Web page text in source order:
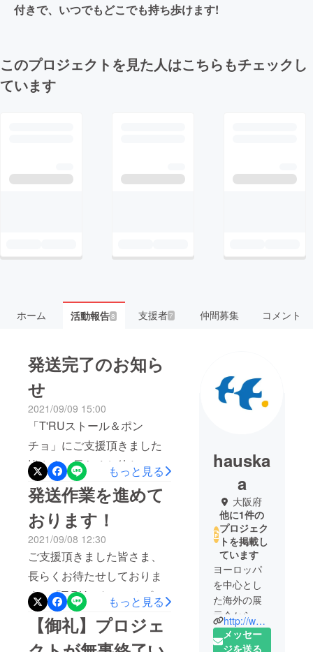
付きで、いつでもどこでも持ち歩けます!
このプロジェクトを見た人はこちらもチェックし
ています
ホーム 活動報告8 支援者7 仲間募集 コメント
発送完了のお知ら
せ
2021/09/09 15:00
「T'RUストール＆ポン
チョ」にご支援頂きました
皆さま、長らくお待たせ致
しました!本日全ての発送が
完了致しました。お手元に
届くまで地域によって1~3日
かかるかと思いますが、１
週間以上経過しても届かな
い場合はご連絡下さい。梱
包の際に確認はしておりま
すが万が一、内容等誤りが
ありましたらお知らせくだ
もっと見る
発送作業を進めて
おります！
2021/09/08 12:30
ご支援頂きました皆さま、
長らくお待たせしておりま
す、「T'RUストール＆ポン
チョ」が日本に無事届きま
した！本日より発送作業に
もっと見る
【御礼】プロジェ
hauska
a
大阪府
他に1件の
プロジェク
トを掲載し
ています
ヨーロッパ
を中心とし
た海外の展
示会から、
デザインや
機能にこだ
http://www.hauskaa.net/
メッセー
ジを送る